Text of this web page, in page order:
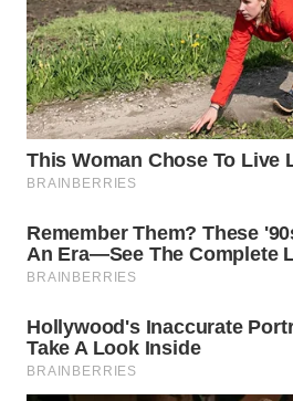
WN
BINTAN
WN
MANDALIKA
WN
WN
WN
BORNEO